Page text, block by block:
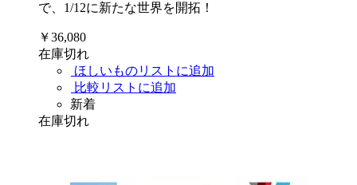
で、1/12に新たな世界を開拓！
￥36,080
在庫切れ
ほしいものリストに追加
比較リストに追加
新着
在庫切れ